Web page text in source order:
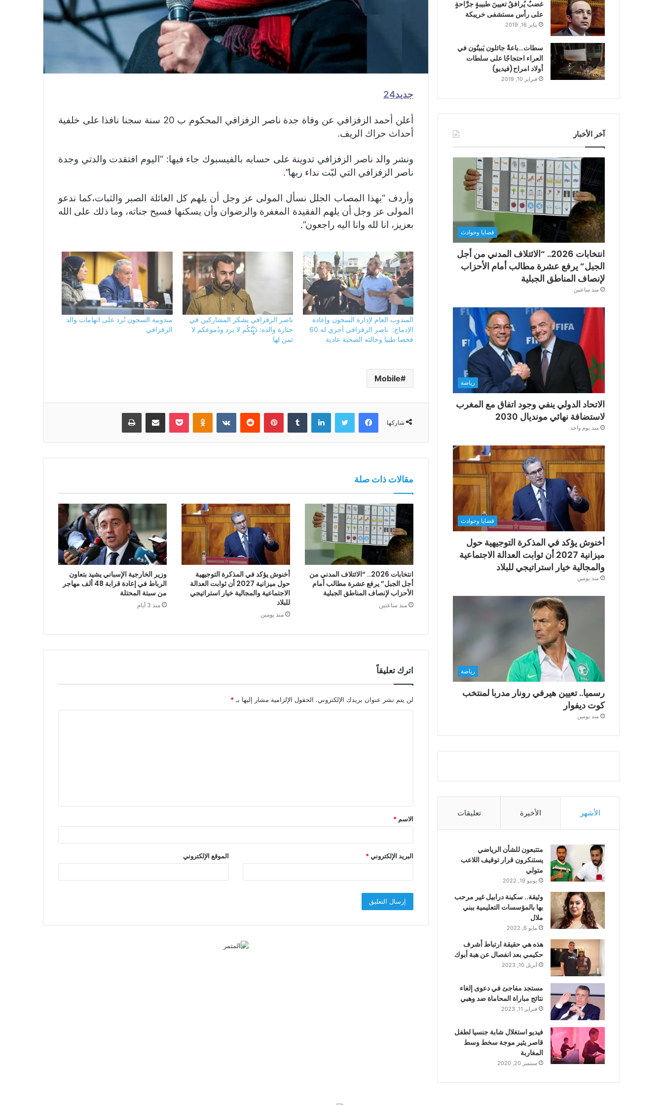
جديد24
أعلن أحمد الزفزافي عن وفاة جدة ناصر الزفزافي المحكوم ب 20 سنة سجنا نافذا على خلفية
أحداث حراك الريف.
ونشر والد ناصر الزفزافي تدوينة على حسابه بالفيسبوك جاء فيها: “اليوم افتقدت والدتي وجدة
ناصر الزفزافي التي لبّت نداء ربها”.
وأردف “بهذا المصاب الجلل نسأل المولى عز وجل أن يلهم كل العائلة الصبر والثبات،كما ندعو
المولى عز وجل أن يلهم الفقيدة المغفرة والرضوان وأن يسكنها فسيح جناته، وما ذلك على الله
بعزيز، انا لله وانا اليه راجعون”.
المندوب العام لإدارة السجون وإعادة
الإدماج: ناصر الزفزافي أجري له 60
فحصا طبيا وحالته الصحية عادية
ناصر الزفزافي يشكر المشاركين في
جنازة والده: دَيٍٍِْنٌكٌم لا يرد ودٌموعكم لا
ثمن لها
مندوبية السجون تُرد على اتهامات والد
الزفزافي
Mobile
شاركها
فيسبوك تويتر لينكدإن بينتيريست Odnoklassniki
بوكيت مشاركة عبر البريد طباعة
مقالات ذات صلة
انتخابات 2026.. “الائتلاف المدني من
أجل الجبل” يرفع عشرة مطالب أمام
الأحزاب لإنصاف المناطق الجبلية
منذ ساعتين
أخنوش يؤكد في المذكرة التوجيهية
حول ميزانية 2027 أن ثوابت العدالة
الاجتماعية والمجالية خيار استراتيجي
للبلاد
منذ يومين
وزير الخارجية الإسباني يشيد بتعاون
الرباط في إعادة قرابة 48 ألف مهاجر
من سبتة المحتلة
منذ 3 أيام
اترك تعليقاً
لن يتم نشر عنوان بريدك الإلكتروني. الحقول الإلزامية مشار إليها بـ*
ق
*
الاسم *
البريد الإلكتروني* الموقع الإلكتروني
غضبٌ يُرافقُ تعيينَ طبيبةٍ جرَّاحةٍ
على رأس مستشفى خريبكة
يناير 16, 2019
سطات…باعةٌ جائلون يَبيتُون في
العراء احتجاجًا على سلطات
أولاد امراح(فيديو)
فبراير 10, 2019
آخر الأخبار
قضايا وحوادث
انتخابات 2026.. “الائتلاف المدني من أجل
الجبل” يرفع عشرة مطالب أمام الأحزاب
لإنصاف المناطق الجبلية
منذ ساعتين
رياضة
الاتحاد الدولي ينفي وجود اتفاق مع المغرب
لاستضافة نهائي مونديال 2030
منذ يوم واحد
قضايا وحوادث
أخنوش يؤكد في المذكرة التوجيهية حول
ميزانية 2027 أن ثوابت العدالة الاجتماعية
والمجالية خيار استراتيجي للبلاد
منذ يومين
رياضة
رسميا.. تعيين هيرفي رونار مدربا لمنتخب
كوت ديفوار
منذ يومين
الأشهر الأخيرة تعليقات
متتبعون للشأن الرياضي
يستنكرون قرار توقيف اللاعب
متولي
يونيو 19, 2022
وثيقة.. سكينة درابيل غير مرحب
بها بالمؤسسات التعليمية ببني
ملال
مايو 6, 2022
هذه هي حقيقة ارتباط أشرف
حكيمي بعد انفصال عن هبة أبوك
أبريل 10, 2023
مستجد مفاجئ في دعوى إلغاء
نتائج مباراة المحاماة ضد وهبي
فبراير 11, 2023
فيديو استغلال شابة جنسيا لطفل
قاصر يثير موجة سخط وسط
المغاربة
سبتمبر 20, 2020